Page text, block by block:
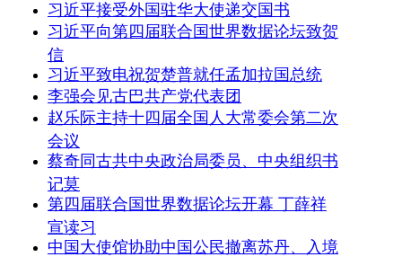
习近平接受外国驻华大使递交国书
习近平向第四届联合国世界数据论坛致贺
信
习近平致电祝贺楚普就任孟加拉国总统
李强会见古巴共产党代表团
赵乐际主持十四届全国人大常委会第二次
会议
蔡奇同古共中央政治局委员、中央组织书
记莫
第四届联合国世界数据论坛开幕 丁薛祥
宣读习
中国大使馆协助中国公民撤离苏丹、入境